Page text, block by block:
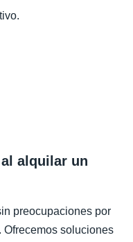
alquilar un
preocupaciones por
soluciones